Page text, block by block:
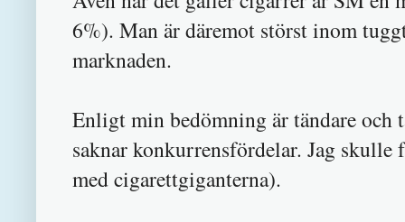
6%). Man är däremot störst inom
marknaden.
Enligt min bedömning är tändare och
saknar konkurrensfördelar. Jag
med cigarettgiganterna).